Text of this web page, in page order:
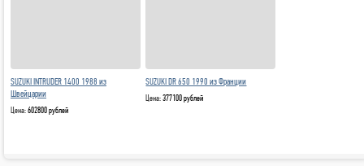
SUZUKI INTRUDER 1400 1988 из
Швейцарии
Цена:602800 рублей
SUZUKI DR 650 1990 из Франции
Цена:377100 рублей